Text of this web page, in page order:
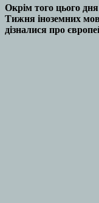
Окрім того цього
Тижня іноземних
дізналися про